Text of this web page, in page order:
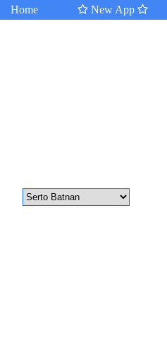
Home New App